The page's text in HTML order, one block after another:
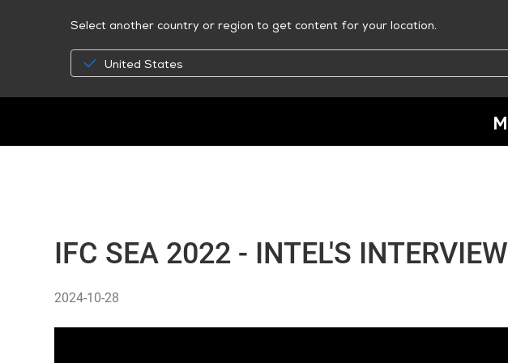
Select another country or region to get content for your location.
United States
IFC SEA 2022 - INTEL'S INTERVIEW
2024-10-28